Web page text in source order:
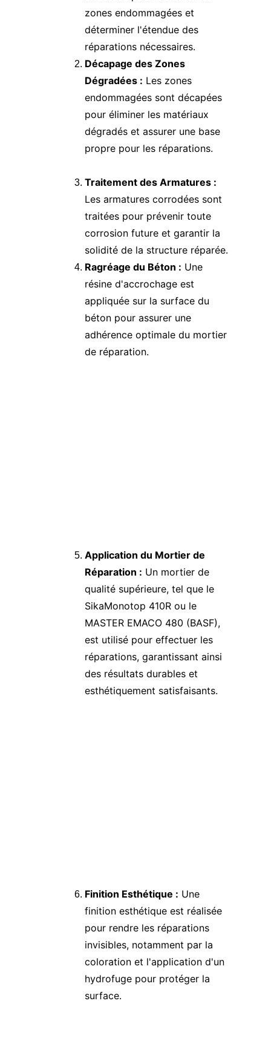
zones endommagées et
déterminer l'étendue des
réparations nécessaires.
Décapage des Zones
Dégradées : Les zones
endommagées sont décapées
pour éliminer les matériaux
dégradés et assurer une base
propre pour les réparations.
Traitement des Armatures :
Les armatures corrodées sont
traitées pour prévenir toute
corrosion future et garantir la
solidité de la structure réparée.
Ragréage du Béton : Une
résine d'accrochage est
appliquée sur la surface du
béton pour assurer une
adhérence optimale du mortier
de réparation.
Application du Mortier de
Réparation : Un mortier de
qualité supérieure, tel que le
SikaMonotop 410R ou le
MASTER EMACO 480 (BASF),
est utilisé pour effectuer les
réparations, garantissant ainsi
des résultats durables et
esthétiquement satisfaisants.
Finition Esthétique : Une
finition esthétique est réalisée
pour rendre les réparations
invisibles, notamment par la
coloration et l'application d'un
hydrofuge pour protéger la
surface.